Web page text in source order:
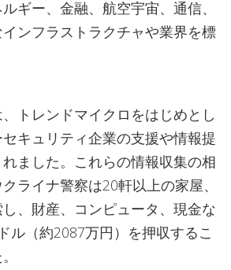
ギー、金融、航空宇宙、通信、
ンフラストラクチャや業界を標
トレンドマイクロをはじめとし
キュリティ企業の支援や情報提
ました。これらの情報収集の相
ライナ警察は20軒以上の家屋、
、財産、コンピュータ、現金な
ル（約2087万円）を押収するこ